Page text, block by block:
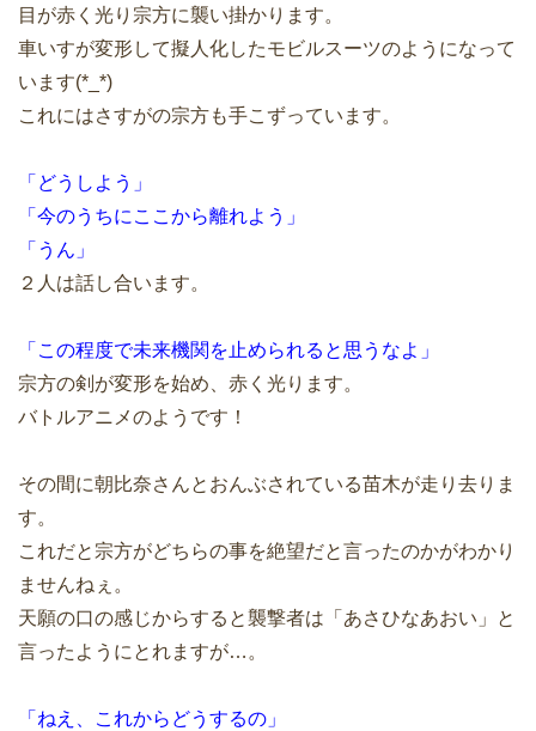
目が赤く光り宗方に襲い掛かります。
車いすが変形して擬人化したモビルスーツのようになって
います(*_*)
これにはさすがの宗方も手こずっています。
「どうしよう」
「今のうちにここから離れよう」
「うん」
２人は話し合います。
「この程度で未来機関を止められると思うなよ」
宗方の剣が変形を始め、赤く光ります。
バトルアニメのようです！
その間に朝比奈さんとおんぶされている苗木が走り去りま
す。
これだと宗方がどちらの事を絶望だと言ったのかがわかり
ませんねぇ。
天願の口の感じからすると襲撃者は「あさひなあおい」と
言ったようにとれますが…。
「ねえ、これからどうするの」